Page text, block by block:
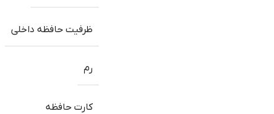
ظرفیت حافظه داخلی
رم
کارت حافظه